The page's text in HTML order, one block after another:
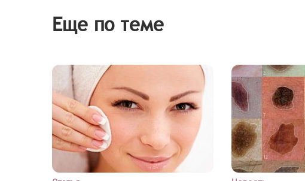
Еще по теме